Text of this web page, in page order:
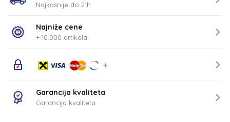
Najkasnije do 21h
Najniže cene
+ 10.000 artikala
Garancija kvaliteta
Garancija kvaliteta